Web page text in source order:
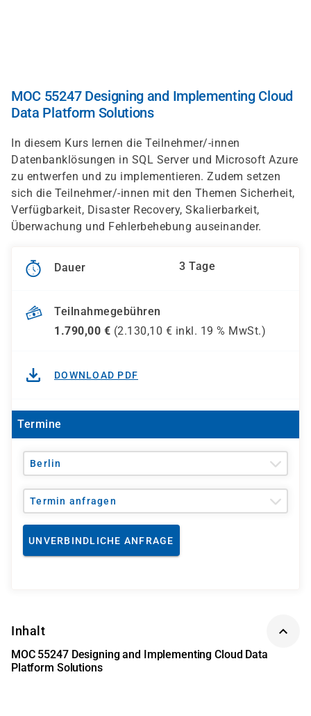
MOC 55247 Designing and Implementing Cloud
Data Platform Solutions
In diesem Kurs lernen die Teilnehmer/-innen
Datenbanklösungen in SQL Server und Microsoft Azure
zu entwerfen und zu implementieren. Zudem setzen
sich die Teilnehmer/-innen mit den Themen Sicherheit,
Verfügbarkeit, Disaster Recovery, Skalierbarkeit,
Überwachung und Fehlerbehebung auseinander.
Dauer 3 Tage
Teilnahmegebühren
1.790,00 € (2.130,10 € inkl. 19 % MwSt.)
DOWNLOAD PDF
Termine
Berlin
Termin anfragen
UNVERBINDLICHE ANFRAGE
Inhalt
MOC 55247 Designing and Implementing Cloud Data
Platform Solutions